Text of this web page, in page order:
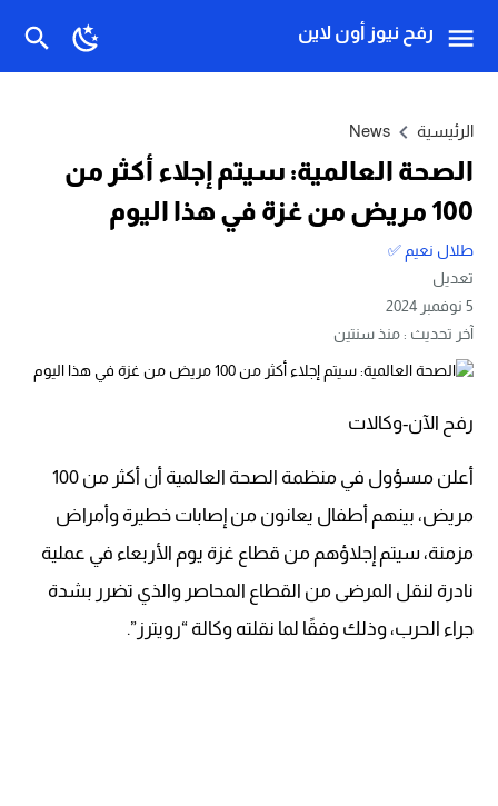
رفح نيوز أون لاين
الرئيسية News
الصحة العالمية: سيتم إجلاء أكثر من
100 مريض من غزة في هذا اليوم
طلال نعيم ✅
تعديل
5 نوفمبر 2024
آخر تحديث :منذ سنتين
رفح الآن-وكالات
أعلن مسؤول في منظمة الصحة العالمية أن أكثر من 100
مريض، بينهم أطفال يعانون من إصابات خطيرة وأمراض
مزمنة، سيتم إجلاؤهم من قطاع غزة يوم الأربعاء في عملية
نادرة لنقل المرضى من القطاع المحاصر والذي تضرر بشدة
جراء الحرب، وذلك وفقًا لما نقلته وكالة “رويترز”.